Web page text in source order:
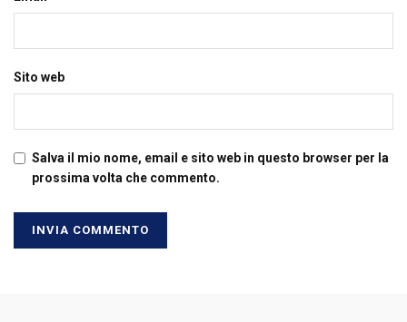
Sito web
Salva il mio nome, email e sito web in questo browser per la
prossima volta che commento.